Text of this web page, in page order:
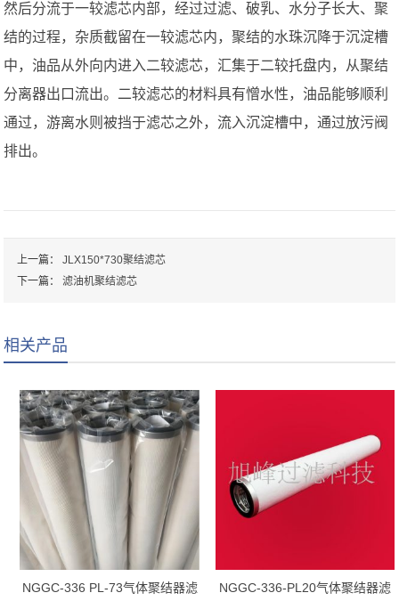
然后分流于一较滤芯内部，经过过滤、破乳、水分子长大、聚
结的过程，杂质截留在一较滤芯内，聚结的水珠沉降于沉淀槽
中，油品从外向内进入二较滤芯，汇集于二较托盘内，从聚结
分离器出口流出。二较滤芯的材料具有憎水性，油品能够顺利
通过，游离水则被挡于滤芯之外，流入沉淀槽中，通过放污阀
排出。
上一篇：JLX150*730聚结滤芯
下一篇：滤油机聚结滤芯
相关产品
NGGC-336 PL-73气体聚结器滤
NGGC-336-PL20气体聚结器滤